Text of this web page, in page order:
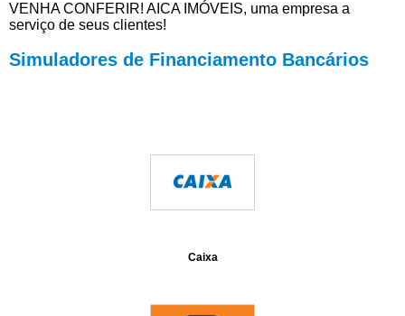
VENHA CONFERIR! AICA IMÓVEIS, uma empresa a
serviço de seus clientes!
Simuladores de Financiamento Bancários
Caixa